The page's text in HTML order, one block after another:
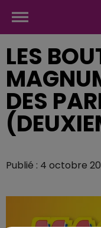
LES
DES
Publié : 4 octobre